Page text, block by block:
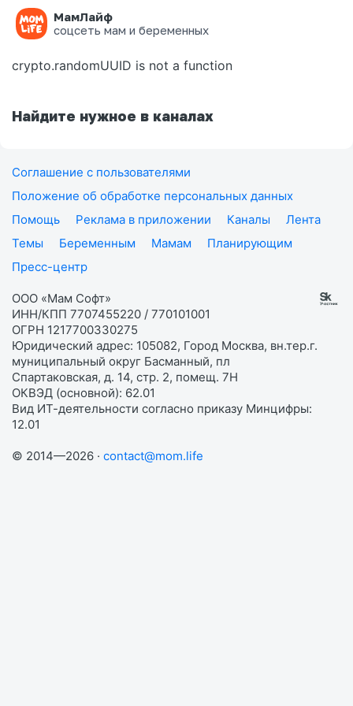
МамЛайф
соцсеть мам и беременных
Ошибка на странице
crypto.randomUUID is not a function
Найдите нужное в каналах
Соглашение с пользователями
Положение об обработке персональных данных
Помощь
Реклама в приложении Каналы
Лента
Темы
Беременным Мамам
Планирующим
Пресс-центр
ООО «Мам Софт»
ИНН/КПП 7707455220 / 770101001
ОГРН 1217700330275
Юридический адрес: 105082, Город Москва, вн.тер.г.
муниципальный округ Басманный, пл
Спартаковская, д. 14, стр. 2, помещ. 7Н
ОКВЭД (основной): 62.01
Вид ИТ-деятельности согласно приказу Минцифры:
12.01
© 2014—2026 · contact@mom.life